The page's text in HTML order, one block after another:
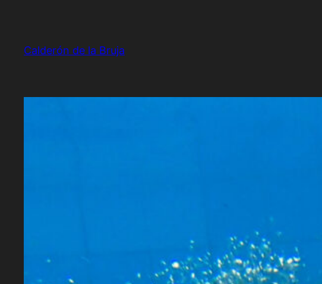
contenido
Calderón de la Bruja